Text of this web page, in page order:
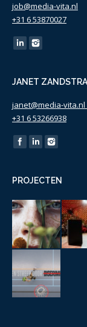
job@media-vita.nl
+31 6 53870027
Find us on:
JANET ZANDSTRA
janet@media-vita.nl
+31 6 53266938
Find us on:
PROJECTEN